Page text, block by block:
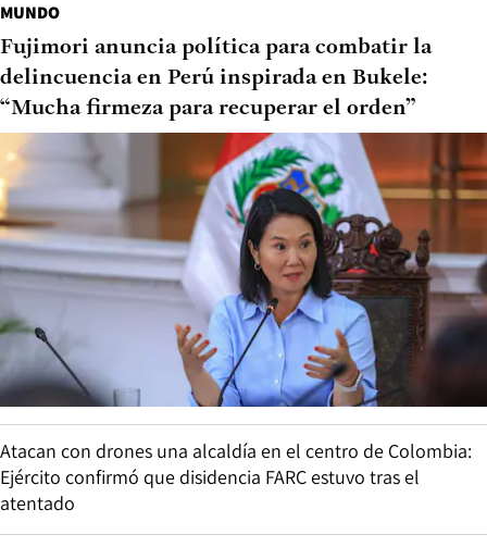
MUNDO
Fujimori anuncia política para combatir la
delincuencia en Perú inspirada en Bukele:
“Mucha firmeza para recuperar el orden”
Atacan con drones una alcaldía en el centro de Colombia:
Ejército confirmó que disidencia FARC estuvo tras el
atentado